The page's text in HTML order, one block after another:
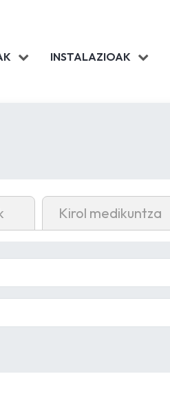
INSTALAZIOAK
Kirol medikuntza